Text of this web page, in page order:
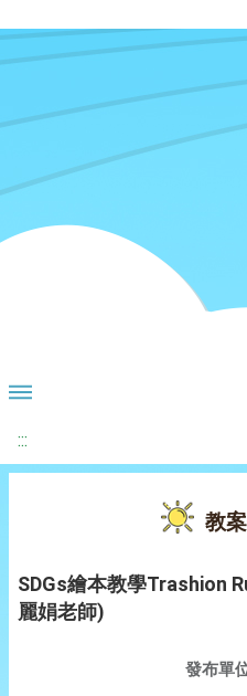
:::
教
SDGs繪本教學Trashion
麗娟老師)
發布單